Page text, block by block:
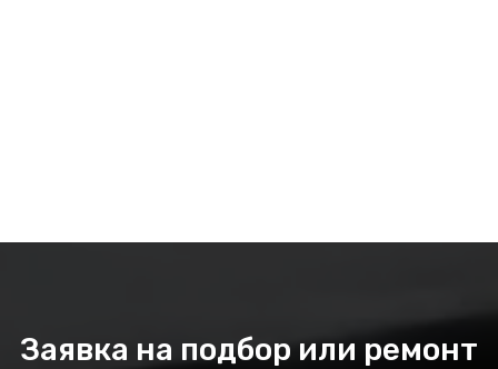
Заявка на подбор или ремонт